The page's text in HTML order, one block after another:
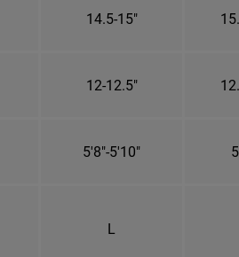
14.5-15"
12-12.5"
5'8"-5'10"
L